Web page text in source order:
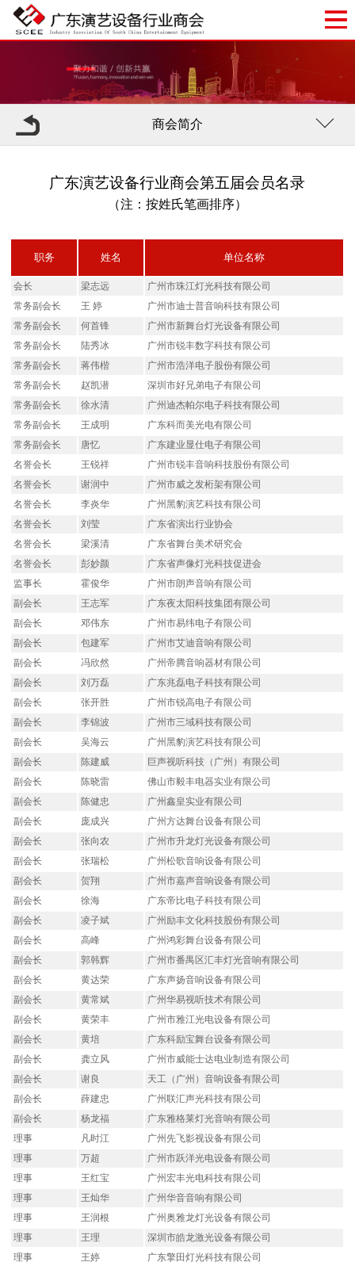
商会简介
广东演艺设备行业商会第五届会员名录
（注：按姓氏笔画排序）
职务 姓名 单位名称
会长 梁志远
广州市珠江灯光科技有限公司
常务副会长
王 婷
广州市迪士普音响科技有限公司
常务副会长
何首锋
广州市新舞台灯光设备有限公司
常务副会长
陆秀冰
广州市锐丰数字科技有限公司
常务副会长
蒋伟楷
广州市浩洋电子股份有限公司
常务副会长
赵凯潜
深圳市好兄弟电子有限公司
常务副会长
徐水清
广州迪杰帕尔电子科技有限公司
常务副会长
王成明
广东科而美光电有限公司
常务副会长
唐忆
广东建业显仕电子有限公司
名誉会长
王锐祥
广州市锐丰音响科技股份有限公司
名誉会长
谢润中
广州市威之发桁架有限公司
名誉会长
李炎华
广州黑豹演艺科技有限公司
名誉会长
刘莹
广东省演出行业协会
名誉会长
梁溪清
广东省舞台美术研究会
名誉会长
彭妙颜
广东省声像灯光科技促进会
监事长
霍俊华
广州市朗声音响有限公司
副会长
王志军
广东夜太阳科技集团有限公司
副会长
邓伟东
广州市易纬电子有限公司
副会长
包建军
广州市艾迪音响有限公司
副会长
冯欣然
广州帝腾音响器材有限公司
副会长
刘万磊
广东兆磊电子科技有限公司
副会长
张开胜
广州市锐高电子有限公司
副会长
李锦波
广州市三域科技有限公司
副会长
吴海云
广州黑豹演艺科技有限公司
副会长
陈建威
巨声视听科技（广州）有限公司
副会长
陈晓雷
佛山市毅丰电器实业有限公司
副会长
陈健忠
广州鑫皇实业有限公司
副会长
庞成兴
广州方达舞台设备有限公司
副会长
张向农
广州市升龙灯光设备有限公司
副会长
张瑞松
广州松歌音响设备有限公司
副会长
贺翔
广州市嘉声音响设备有限公司
副会长
徐海
广东帝比电子科技有限公司
副会长
凌子斌
广州励丰文化科技股份有限公司
副会长
高峰
广州鸿彩舞台设备有限公司
副会长
郭韩辉
广州市番禺区汇丰灯光音响有限公司
副会长
黄达荣
广东声扬音响设备有限公司
副会长
黄常斌
广州华易视听技术有限公司
副会长
黄荣丰
广州市雅江光电设备有限公司
副会长
黄培
广东科励宝舞台设备有限公司
副会长
龚立风
广州市威能士达电业制造有限公司
副会长
谢良
天工（广州）音响设备有限公司
副会长
薛建忠
广州联汇声光科技有限公司
副会长
杨龙福
广东雅格莱灯光音响有限公司
理事
凡时江
广州先飞影视设备有限公司
理事
万超
广州市跃洋光电设备有限公司
理事
王红宝
广州宏丰光电科技有限公司
理事
王灿华
广州华音音响有限公司
理事
王润根
广州奥雅龙灯光设备有限公司
理事
王理
深圳市皓龙激光设备有限公司
理事
王婷
广东擎田灯光科技有限公司